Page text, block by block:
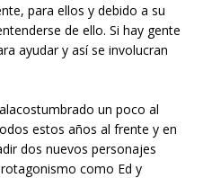
para ellos y debido a su
de ello. Si hay gente
ayudar y así se involucran
un poco al
estos años al frente y en
dos nuevos personajes
como Ed y